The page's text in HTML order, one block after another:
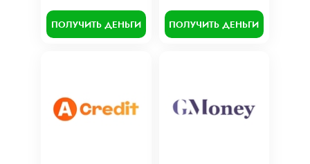
ПОЛУЧИТЬ ДЕНЬГИ ПОЛУЧИТЬ ДЕНЬГИ